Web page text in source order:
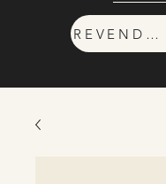
REVENDEDORES